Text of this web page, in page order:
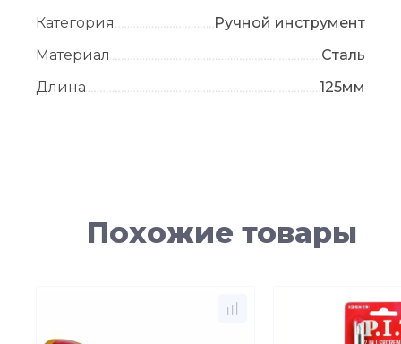
Категория
Ручной инструмент
Материал
Сталь
Длина
125мм
Похожие товары